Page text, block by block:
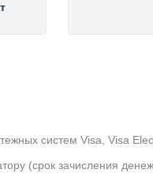
систем Visa, Visa
(срок зачисления